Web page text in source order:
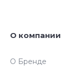
О компании
О Бренде